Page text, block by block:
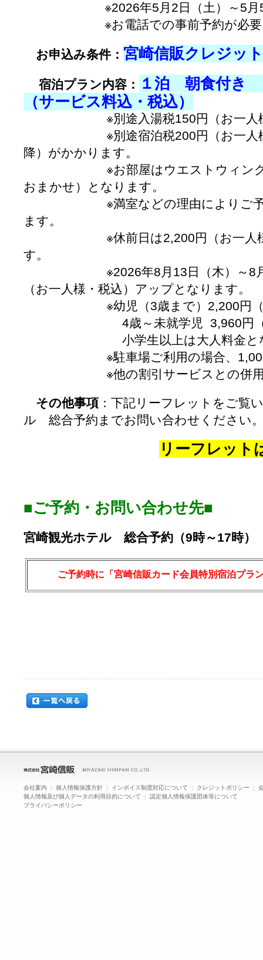
※2026年5月2日（土）～5月5日
※お電話での事前予約が必
お申込み条件： 宮崎信販クレジッ
宿泊プラン内容： １泊 朝食付き
（サービス料込・税込）
※別途入湯税150円（お一
※別途宿泊税200円（お一人様/
降）がかかります。
※お部屋はウエストウィングス
おまかせ）となります。
※満室などの理由によりご予約
ます。
※休前日は2,200円（お一人様・
す。
※2026年8月13日（木）～8月15
（お一人様・税込）アップとなります。
※幼児（3歳まで）2,200円（サ
4歳～未就学児 3,960円（サー
小学生以上は大人料金とな
※駐車場ご利用の場合、
※他の割引サービスとの併
その他事項 ：下記リーフレットをご覧
ル 総合予約までお問い合わせください
リーフレット
■ご予約・お問い合わせ先■
宮崎観光ホテル 総合予約（9時～17時
ご予約時に「宮崎信販カード会員特別宿泊プラ
会社案内 | 個人情報保護方針 | インボイス制度対応について | クレジットポリシー |
個人情報及び個人データの利用目的について | 認定個人情報保護団体等について
プライバシーポリシー